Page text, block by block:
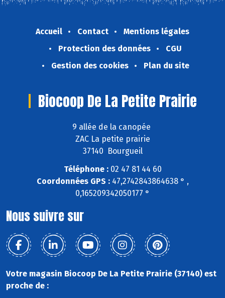
Accueil Contact
Mentions légales
Protection des données
CGU
Gestion des cookies
Plan du site
Biocoop De La Petite Prairie
9 allée de la canopée
ZAC La petite prairie
37140 Bourgueil
Téléphone :02 47 81 44 60
Coordonnées GPS :47,2742843864638 ° ,
0,165209342050177 °
Nous suivre sur
Votre magasin Biocoop De La Petite Prairie (37140) est
proche de :